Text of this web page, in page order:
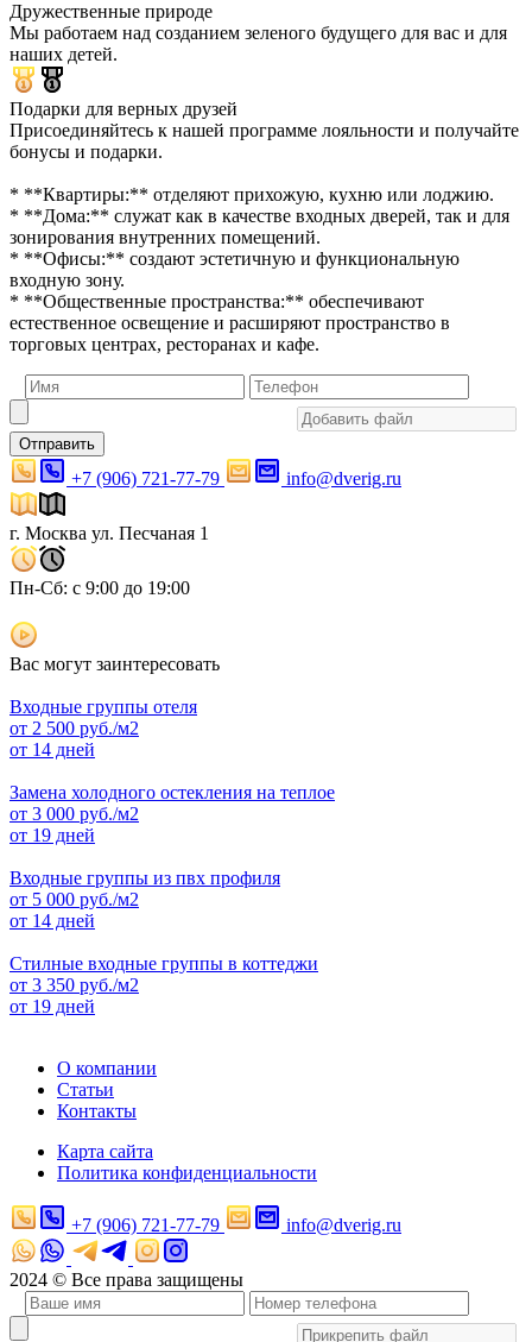
Дружественные природе
Мы работаем над созданием зеленого будущего для вас и для
наших детей.
Подарки для верных друзей
Присоединяйтесь к нашей программе лояльности и получайте
бонусы и подарки.
* **Квартиры:** отделяют прихожую, кухню или лоджию.
* **Дома:** служат как в качестве входных дверей, так и для
зонирования внутренних помещений.
* **Офисы:** создают эстетичную и функциональную
входную зону.
* **Общественные пространства:** обеспечивают
естественное освещение и расширяют пространство в
торговых центрах, ресторанах и кафе.
Отправить
+7 (906) 721-77-79 info@dverig.ru
г. Москва ул. Песчаная 1
Пн-Сб: с 9:00 до 19:00
Вас могут заинтересовать
Входные группы отеля
от 2 500 руб./м2
от 14 дней
Замена холодного остекления на теплое
от 3 000 руб./м2
от 19 дней
Входные группы из пвх профиля
от 5 000 руб./м2
от 14 дней
Стилные входные группы в коттеджи
от 3 350 руб./м2
от 19 дней
О компании
Статьи
Контакты
Карта сайта
Политика конфиденциальности
+7 (906) 721-77-79 info@dverig.ru
2024 © Все права защищены